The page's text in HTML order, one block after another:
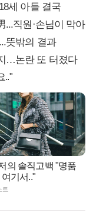
세 아들 결국
...직원·손님이 막아
뜻밖의 결과
…논란 또 터졌다
.."
의 솔직고백 "명품
여기서.."
트